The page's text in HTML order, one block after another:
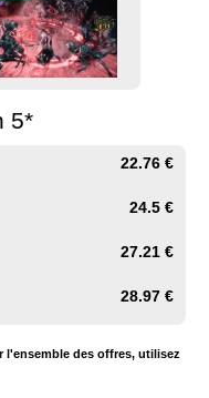
5*
22.76 €
24.5 €
27.21 €
28.97 €
l'ensemble des offres, utilisez